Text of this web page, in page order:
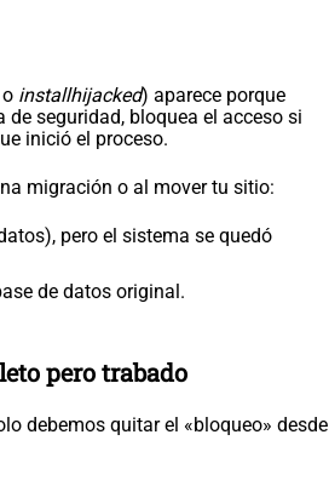
installhijacked) aparece porque
seguridad, bloquea el acceso si
inició el proceso.
migración o al mover tu sitio:
pero el sistema se quedó
de datos original.
pero trabado
debemos quitar el «bloqueo» desde